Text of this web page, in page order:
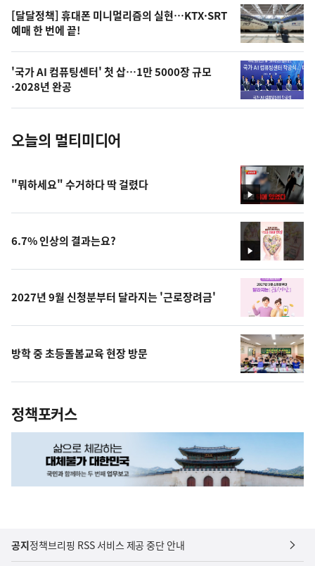
오
늘
의
사
진
[달달정책] 휴대폰 미니멀리즘의 실현…KTX·SRT
예매 한 번에 끝!
'국가 AI 컴퓨팅센터' 첫 삽…1만 5000장 규모
·2028년 완공
오늘의 멀티미디어
영
상
"뭐하세요" 수거하다 딱 걸렸다
영
상
6.7% 인상의 결과는요?
2027년 9월 신청분부터 달라지는 '근로장려금'
방학 중 초등돌봄교육 현장 방문
정책포커스
공지정책브리핑 RSS 서비스 제공 중단 안내